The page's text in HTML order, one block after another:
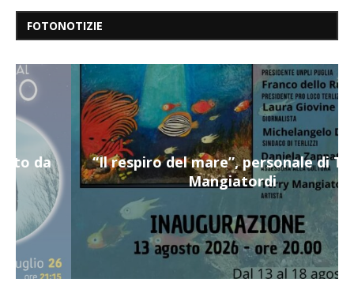
FOTONOTIZIE
“Il respiro del mare”, personale di Terry
Mangiatordi